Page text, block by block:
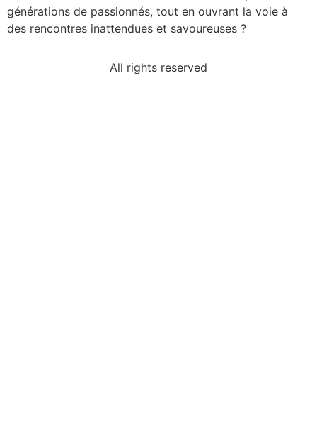
générations de passionnés, tout en ouvrant la voie à
des rencontres inattendues et savoureuses ?
All rights reserved